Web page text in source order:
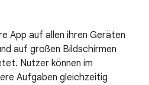
App auf allen ihren Geräten
auf großen Bildschirmen
Nutzer können im
Aufgaben gleichzeitig